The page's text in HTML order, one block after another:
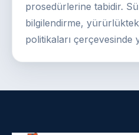
prosedürlerine tabidir.
bilgilendirme,
politikaları çerçevesinde